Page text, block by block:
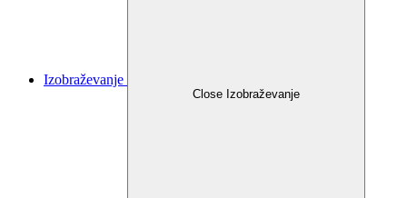
Izobraževanje
Close Izobraževanje